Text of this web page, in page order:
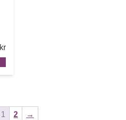
krPrice range: 480 kr through 4.050
1 2 →